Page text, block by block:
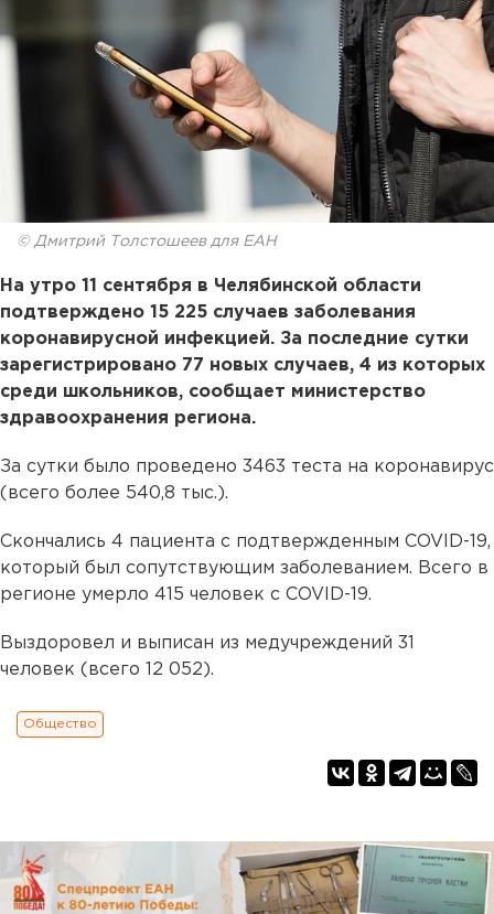
© Дмитрий Толстошеев для ЕАН
На утро 11 сентября в Челябинской области
подтверждено 15 225 случаев заболевания
коронавирусной инфекцией. За последние сутки
зарегистрировано 77 новых случаев, 4 из которых
среди школьников, сообщает министерство
здравоохранения региона.
За сутки было проведено 3463 теста на коронавирус
(всего более 540,8 тыс.).
Скончались 4 пациента с подтвержденным COVID-19,
который был сопутствующим заболеванием. Всего в
регионе умерло 415 человек с COVID-19.
Выздоровел и выписан из медучреждений 31
человек (всего 12 052).
Общество